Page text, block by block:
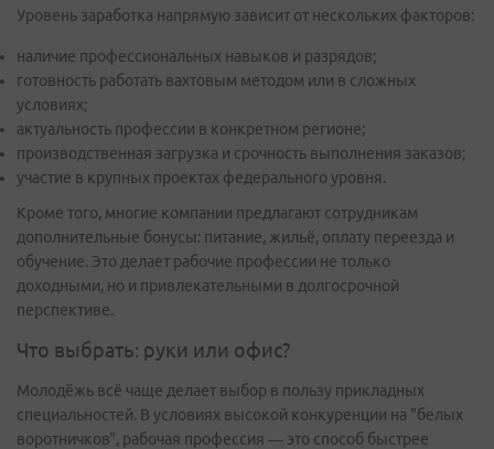
Уровень заработка напрямую зависит от нескольких факторов:
наличие профессиональных навыков и разрядов;
готовность работать вахтовым методом или в сложных
условиях;
актуальность профессии в конкретном регионе;
производственная загрузка и срочность выполнения заказов;
участие в крупных проектах федерального уровня.
Кроме того, многие компании предлагают сотрудникам
дополнительные бонусы: питание, жильё, оплату переезда и
обучение. Это делает рабочие профессии не только
доходными, но и привлекательными в долгосрочной
перспективе.
Что выбрать: руки или офис?
Молодёжь всё чаще делает выбор в пользу прикладных
специальностей. В условиях высокой конкуренции на "белых
воротничков", рабочая профессия — это способ быстрее